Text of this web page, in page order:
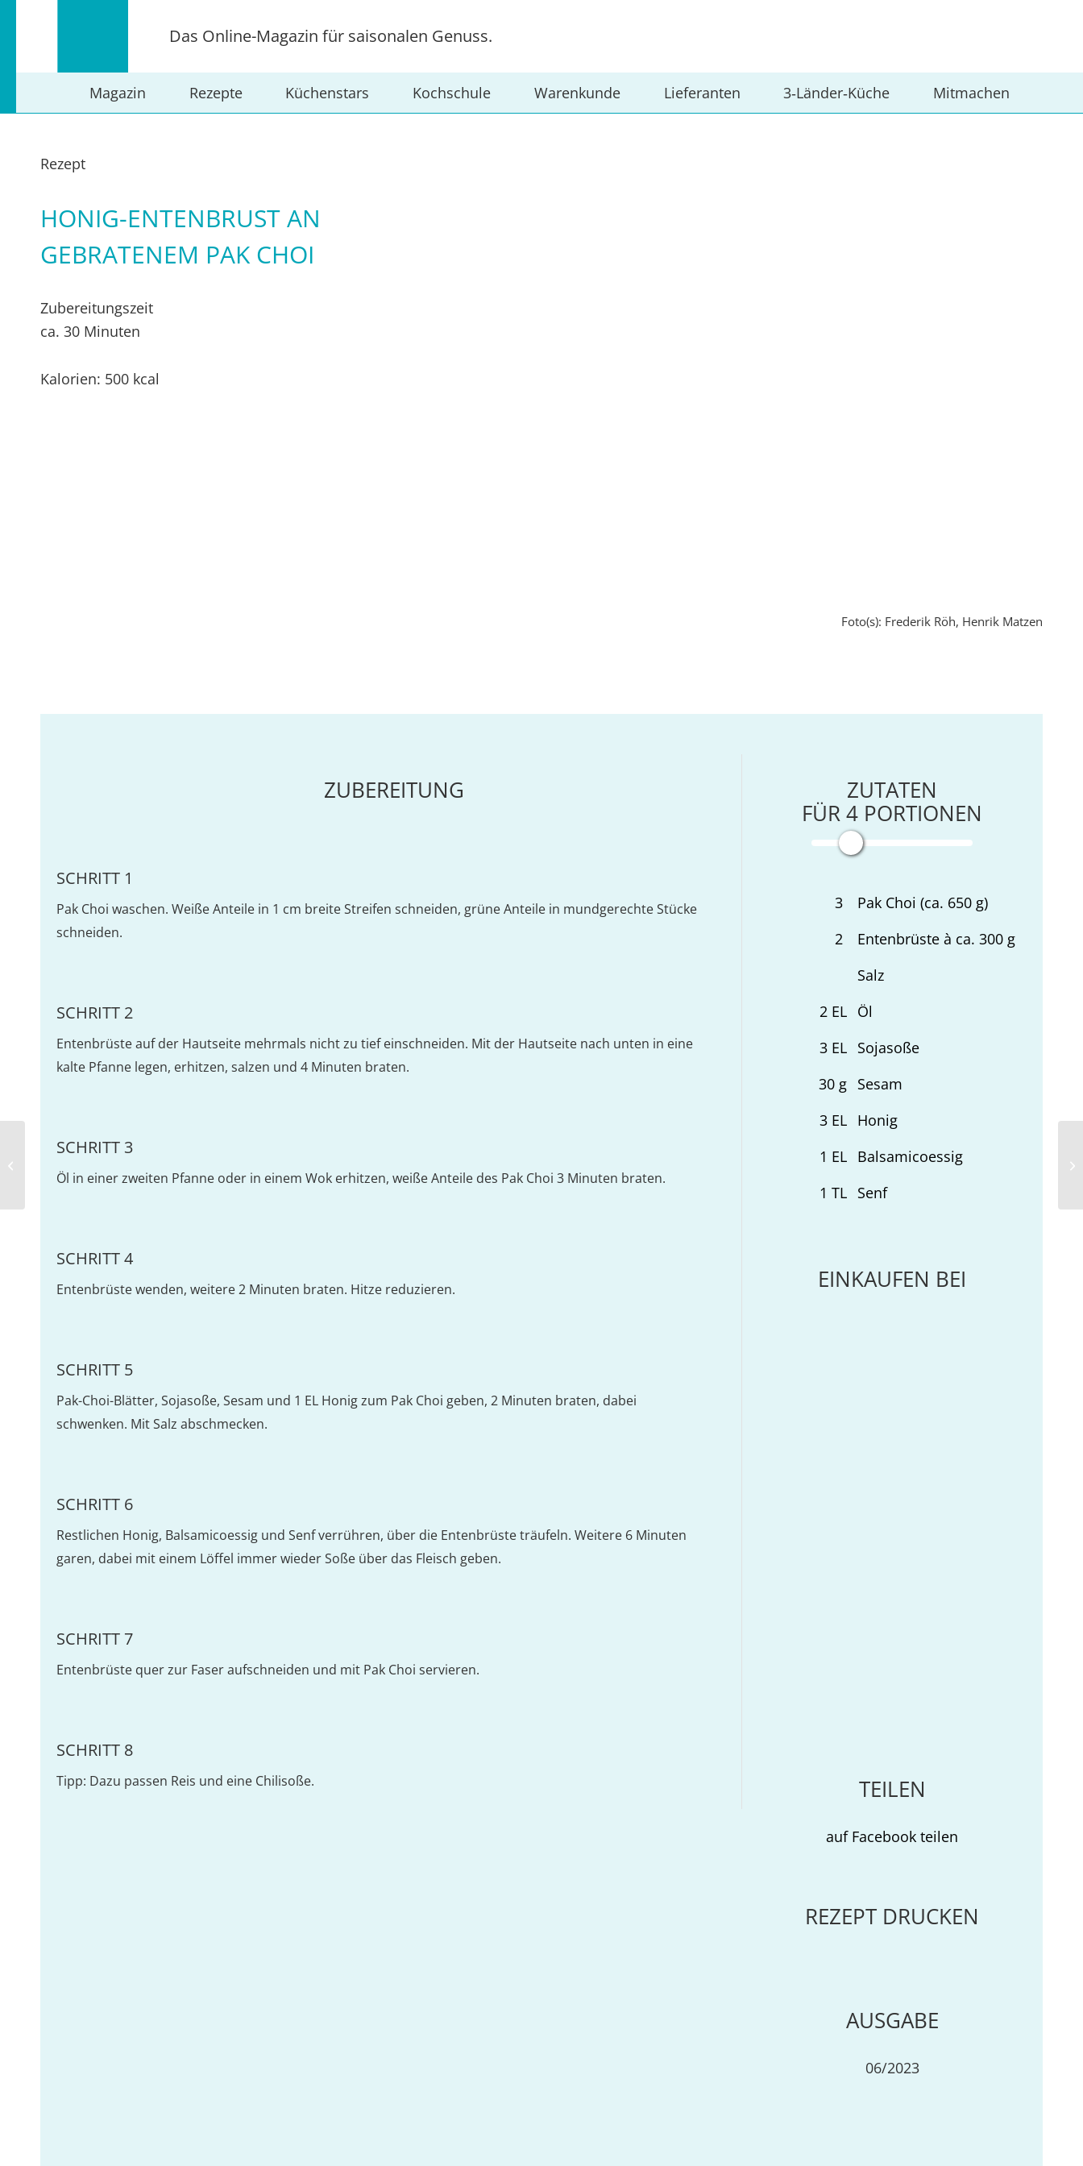
Das Online-Magazin für saisonalen Genuss.
Magazin Rezepte Küchenstars Kochschule Warenkunde Lieferanten 3‑Länder‑Küche Mitmachen
Rezept
HONIG-ENTENBRUST AN
GEBRATENEM PAK CHOI
Foto(s): Frederik Röh, Henrik Matzen
Zubereitungszeit
ca. 30 Minuten
Kalorien: 500 kcal
ZUBEREITUNG
SCHRITT 1
Pak Choi waschen. Weiße Anteile in 1 cm breite Streifen schneiden, grüne Anteile in mundgerechte Stücke
schneiden.
SCHRITT 2
Entenbrüste auf der Hautseite mehrmals nicht zu tief einschneiden. Mit der Hautseite nach unten in eine
kalte Pfanne legen, erhitzen, salzen und 4 Minuten braten.
SCHRITT 3
Öl in einer zweiten Pfanne oder in einem Wok erhitzen, weiße Anteile des Pak Choi 3 Minuten braten.
SCHRITT 4
Entenbrüste wenden, weitere 2 Minuten braten. Hitze reduzieren.
SCHRITT 5
Pak-Choi-Blätter, Sojasoße, Sesam und 1 EL Honig zum Pak Choi geben, 2 Minuten braten, dabei
schwenken. Mit Salz abschmecken.
SCHRITT 6
Restlichen Honig, Balsamicoessig und Senf verrühren, über die Entenbrüste träufeln. Weitere 6 Minuten
garen, dabei mit einem Löffel immer wieder Soße über das Fleisch geben.
SCHRITT 7
Entenbrüste quer zur Faser aufschneiden und mit Pak Choi servieren.
SCHRITT 8
Tipp: Dazu passen Reis und eine Chilisoße.
ZUTATEN
FÜR4 PORTIONEN
3
Pak Choi (ca. 650 g)
2
Entenbrüste à ca. 300 g
Salz
2EL Öl
3EL Sojasoße
30g Sesam
3EL Honig
1 EL Balsamicoessig
1 TL Senf
EINKAUFEN BEI
TEILEN
auf Facebook teilen
REZEPT DRUCKEN
AUSGABE
06/2023
Wokpfanne mit Pak Choi, Möhren
und Mie-Nudeln